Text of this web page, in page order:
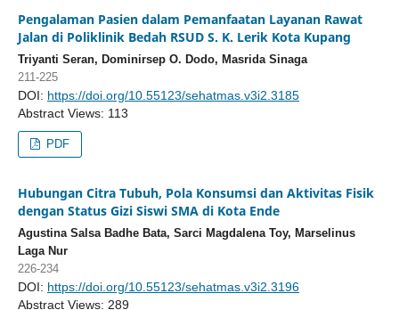
Pengalaman Pasien dalam Pemanfaatan Layanan Rawat
Jalan di Poliklinik Bedah RSUD S. K. Lerik Kota Kupang
Triyanti Seran, Dominirsep O. Dodo, Masrida Sinaga
211-225
DOI: https://doi.org/10.55123/sehatmas.v3i2.3185
Abstract Views: 113
PDF
Hubungan Citra Tubuh, Pola Konsumsi dan Aktivitas Fisik
dengan Status Gizi Siswi SMA di Kota Ende
Agustina Salsa Badhe Bata, Sarci Magdalena Toy, Marselinus
Laga Nur
226-234
DOI: https://doi.org/10.55123/sehatmas.v3i2.3196
Abstract Views: 289